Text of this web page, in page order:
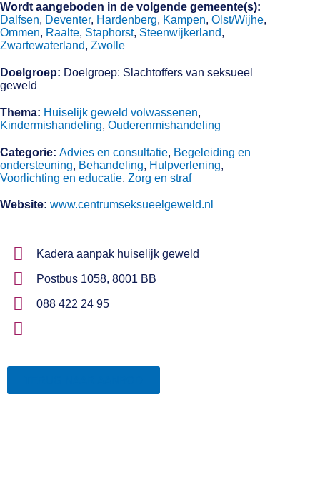
Wordt aangeboden in de volgende gemeente(s):
Dalfsen, Deventer, Hardenberg, Kampen, Olst/Wijhe,
Ommen, Raalte, Staphorst, Steenwijkerland,
Zwartewaterland, Zwolle
Doelgroep: Doelgroep: Slachtoffers van seksueel
geweld
Thema: Huiselijk geweld volwassenen,
Kindermishandeling, Ouderenmishandeling
Categorie: Advies en consultatie, Begeleiding en
ondersteuning, Behandeling, Hulpverlening,
Voorlichting en educatie, Zorg en straf
Website: www.centrumseksueelgeweld.nl
Kadera aanpak huiselijk geweld
Postbus 1058, 8001 BB
088 422 24 95